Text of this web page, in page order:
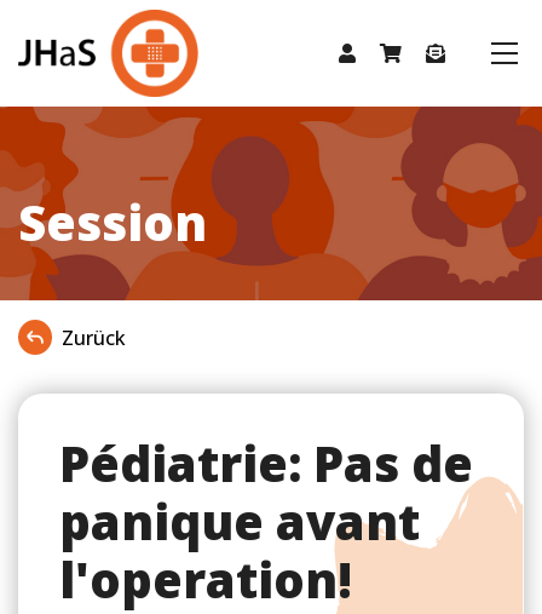
Session
Zurück
Pédiatrie: Pas de
panique avant
l'operation!